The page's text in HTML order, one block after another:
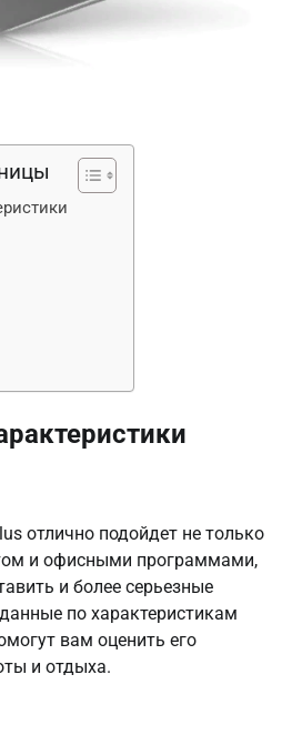
отлично подойдет не только
и офисными программами,
и более серьезные
по характеристикам
вам оценить его
и отдыха.